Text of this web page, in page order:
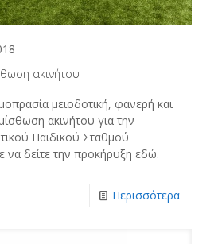
ακινήτου
μειοδοτική, φανερή και
ακινήτου για την
Παιδικού Σταθμού
να δείτε την προκήρυξη εδώ.
Περισσότερα